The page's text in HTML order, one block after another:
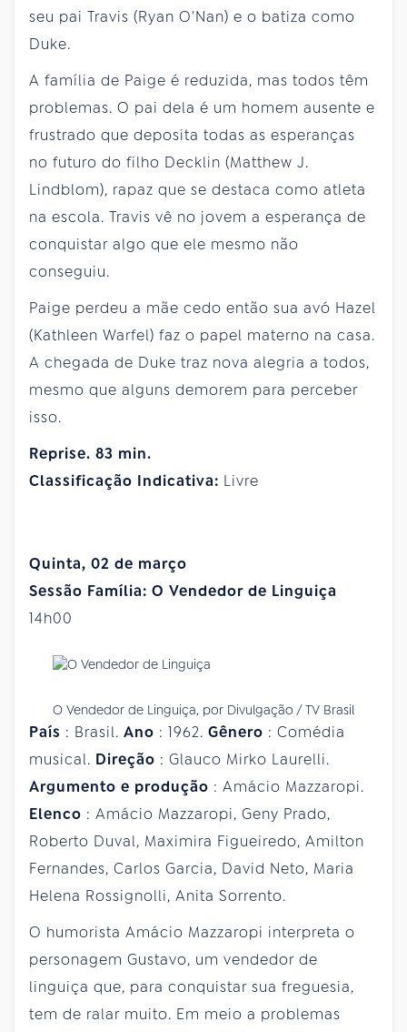
seu pai Travis (Ryan O'Nan) e o batiza como
Duke.
A família de Paige é reduzida, mas todos têm
problemas. O pai dela é um homem ausente e
frustrado que deposita todas as esperanças
no futuro do filho Decklin (Matthew J.
Lindblom), rapaz que se destaca como atleta
na escola. Travis vê no jovem a esperança de
conquistar algo que ele mesmo não
conseguiu.
Paige perdeu a mãe cedo então sua avó Hazel
(Kathleen Warfel) faz o papel materno na casa.
A chegada de Duke traz nova alegria a todos,
mesmo que alguns demorem para perceber
isso.
Reprise. 83 min.
Classificação Indicativa: Livre
Quinta, 02 de março
Sessão Família: O Vendedor de Linguiça
14h00
O Vendedor de Linguiça, por Divulgação / TV Brasil
País : Brasil. Ano : 1962. Gênero : Comédia
musical. Direção : Glauco Mirko Laurelli.
Argumento e produção : Amácio Mazzaropi.
Elenco : Amácio Mazzaropi, Geny Prado,
Roberto Duval, Maximira Figueiredo, Amilton
Fernandes, Carlos Garcia, David Neto, Maria
Helena Rossignolli, Anita Sorrento.
O humorista Amácio Mazzaropi interpreta o
personagem Gustavo, um vendedor de
linguiça que, para conquistar sua freguesia,
tem de ralar muito. Em meio a problemas